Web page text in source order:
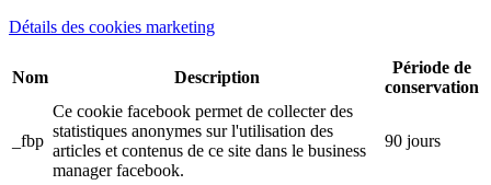
Détails des cookies marketing
Nom Description
Période de
conservation
_fbp
Ce cookie facebook permet de collecter des
statistiques anonymes sur l'utilisation des
articles et contenus de ce site dans le business
manager facebook.
90 jours